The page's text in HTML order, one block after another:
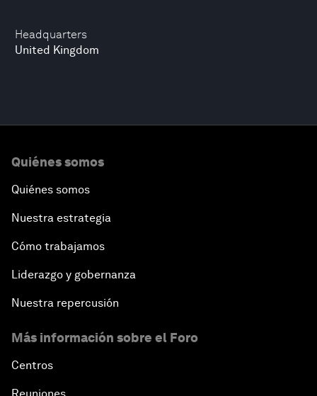
Headquarters
United Kingdom
Quiénes somos
Quiénes somos
Nuestra estrategia
Cómo trabajamos
Liderazgo y gobernanza
Nuestra repercusión
Más información sobre el Foro
Centros